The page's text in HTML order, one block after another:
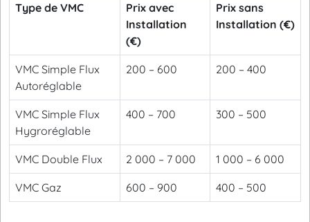
Type de VMC
Prix avec
Installation
(€)
Prix sans
Installation (€)
VMC Simple Flux
Autoréglable
200 – 600 200 – 400
VMC Simple Flux
Hygroréglable
400 – 700 300 – 500
VMC Double Flux 2 000 – 7 000 1 000 – 6 000
VMC Gaz 600 – 900 400 – 500